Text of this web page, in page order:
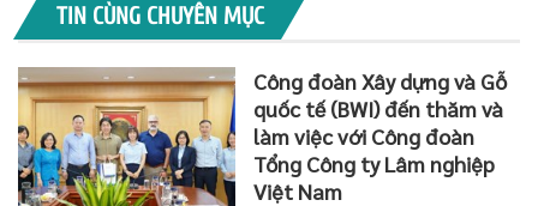
TIN CÙNG CHUYÊN MỤC
Công đoàn Xây dựng và Gỗ
quốc tế (BWI) đến thăm và
làm việc với Công đoàn
Tổng Công ty Lâm nghiệp
Việt Nam